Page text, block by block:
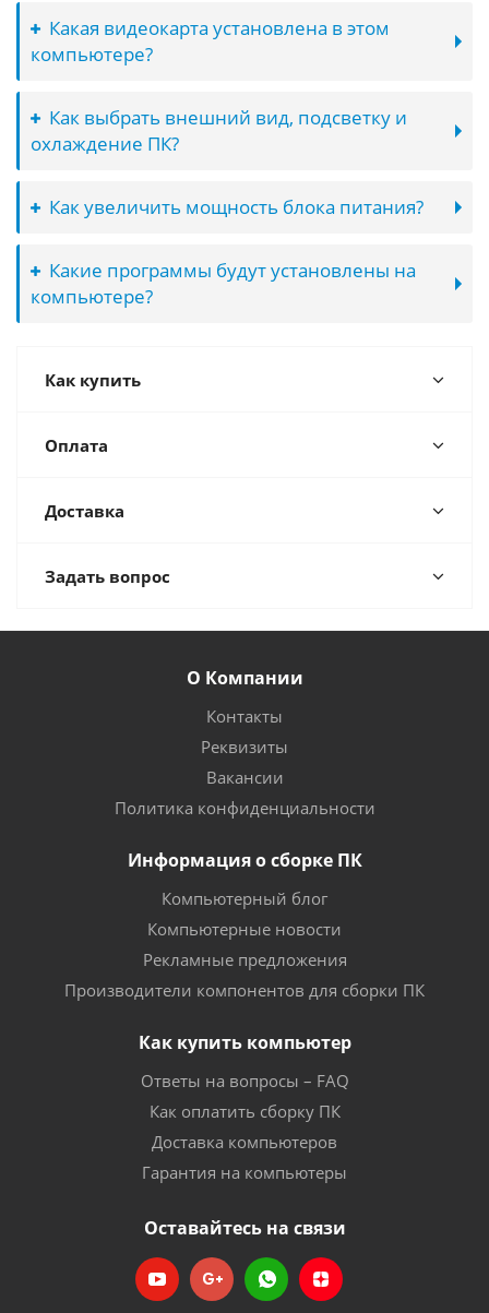
Какая видеокарта установлена в этом
компьютере?
Как выбрать внешний вид, подсветку и
охлаждение ПК?
Как увеличить мощность блока питания?
Какие программы будут установлены на
компьютере?
Как купить
Оплата
Доставка
Задать вопрос
О Компании
Контакты
Реквизиты
Вакансии
Политика конфиденциальности
Информация о сборке ПК
Компьютерный блог
Компьютерные новости
Рекламные предложения
Производители компонентов для сборки ПК
Как купить компьютер
Ответы на вопросы – FAQ
Как оплатить сборку ПК
Доставка компьютеров
Гарантия на компьютеры
Оставайтесь на связи